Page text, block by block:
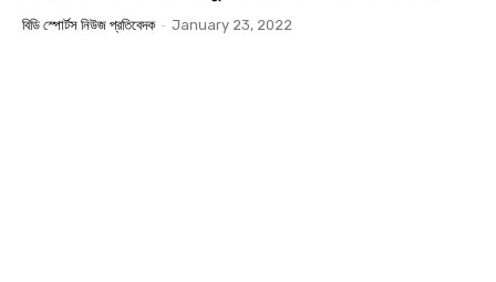
বিডি স্পোর্টস নিউজ প্রতিবেদক - January 23, 2022